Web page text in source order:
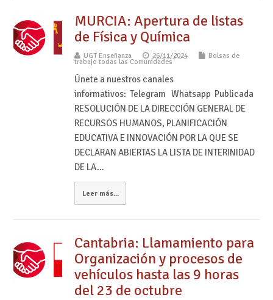
MURCIA: Apertura de listas
de Física y Química
UGT Enseñanza 26/11/2024 Bolsas de
trabajo todas las Comunidades
Únete a nuestros canales
informativos: Telegram Whatsapp Publicada
RESOLUCIÓN DE LA DIRECCIÓN GENERAL DE
RECURSOS HUMANOS, PLANIFICACIÓN
EDUCATIVA E INNOVACIÓN POR LA QUE SE
DECLARAN ABIERTAS LA LISTA DE INTERINIDAD
DE LA…
Leer más...
Cantabria: Llamamiento para
Organización y procesos de
vehículos hasta las 9 horas
del 23 de octubre